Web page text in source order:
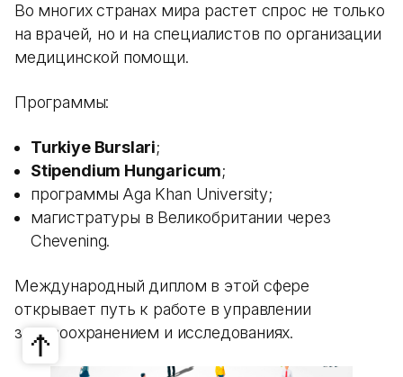
Во многих странах мира растет спрос не только
на врачей, но и на специалистов по организации
медицинской помощи.
Программы:
Turkiye Burslari;
Stipendium Hungaricum;
программы Aga Khan University;
магистратуры в Великобритании через
Chevening.
Международный диплом в этой сфере
открывает путь к работе в управлении
здравоохранением и исследованиях.